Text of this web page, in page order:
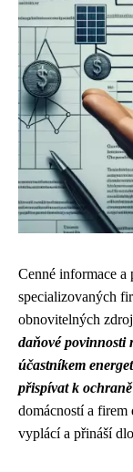
Cenné informace
specializovaných
obnovitelných
daňové povinnosti
účastníkem
přispívat k
domácností a
vyplácí a přináší